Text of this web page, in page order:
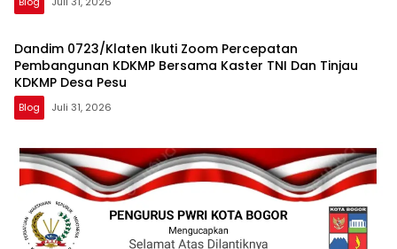
Dandim 0723/Klaten Ikuti Zoom Percepatan
Pembangunan KDKMP Bersama Kaster TNI Dan Tinjau
KDKMP Desa Pesu
Blog Juli 31, 2026